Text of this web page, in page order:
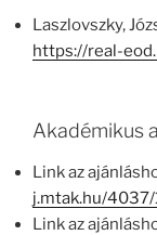
Laszlovszky,
https://real-
Akadémikus
Link az
j.mtak.hu/4037/
Link az